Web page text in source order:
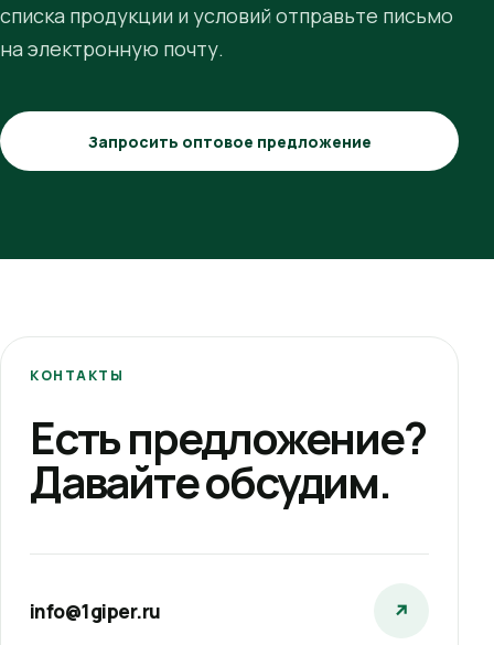
списка продукции и условий отправьте письмо
на электронную почту.
Запросить оптовое предложение
КОНТАКТЫ
Есть предложение?
Давайте обсудим.
info@1giper.ru ↗